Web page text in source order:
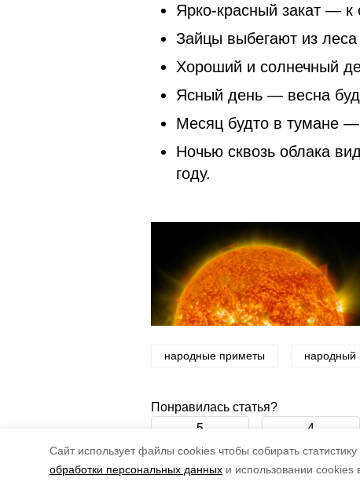
Cайт использует файлы cookies чтобы собирать
обработки персональных данных и использовании cookies
Ярко-красный закат — к
Зайцы выбегают из
Хороший и солнечный
Ясный день — весна
Месяц будто в тумане
Ночью сквозь облака
году.
народные приметы народный
Понравилась статья?
5 4